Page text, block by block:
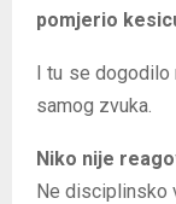
pomjerio
I tu se dogodilo
samog zvuka.
Niko nije
Ne disciplinsko